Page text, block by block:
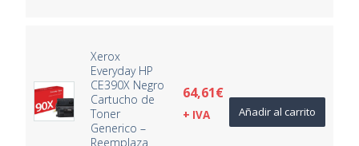
Xerox
Everyday HP
CE390X Negro
Cartucho de
Toner
Generico –
Reemplaza
64,61€
+ IVA Añadir al carrito